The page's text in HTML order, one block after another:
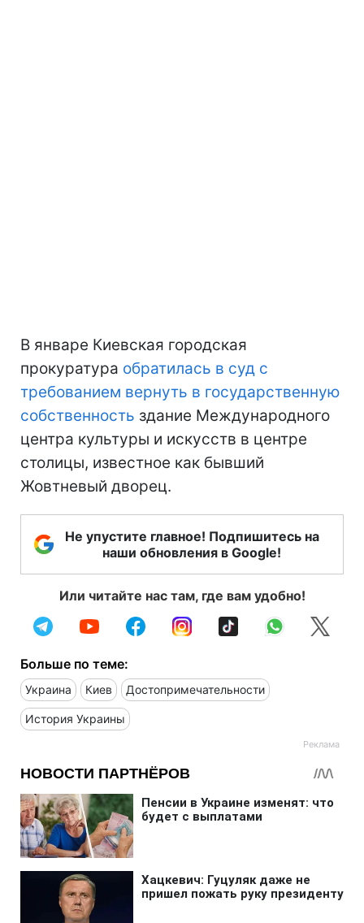
В январе Киевская городская
прокуратура обратилась в суд с
требованием вернуть в государственную
собственность здание Международного
центра культуры и искусств в центре
столицы, известное как бывший
Жовтневый дворец.
Не упустите главное! Подпишитесь на
наши обновления в Google!
Или читайте нас там, где вам удобно!
Больше по теме:
Украина Киев Достопримечательности
История Украины